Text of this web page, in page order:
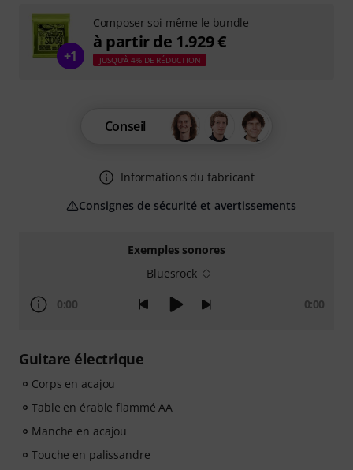
Exemples sonores
Bluesrock
0:00 0:00
Guitare électrique
Corps en acajou
Table en érable flammé AA
Manche en acajou
Touche en palissandre
Conseil
Informations du fabricant
Consignes de sécurité et avertissements
+1
Composer soi-même le bundle
à partir de 1.929 €
JUSQU'À 4% DE RÉDUCTION